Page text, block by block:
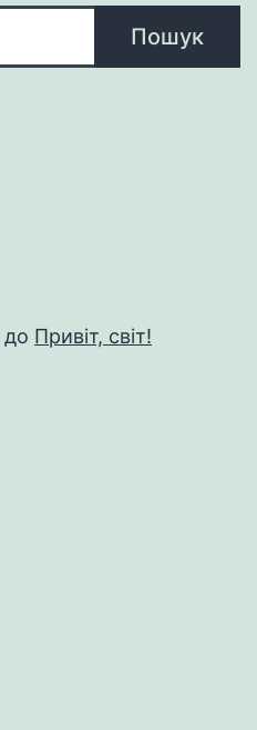
Пошук
до Привіт, світ!